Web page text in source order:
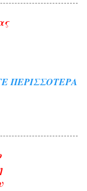
οποία έφερε
της να
ΠΕΡΙΣΣΌΤΕΡΑ